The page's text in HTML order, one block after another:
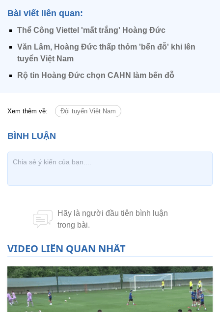
Bài viết liên quan:
Thể Công Viettel 'mất trắng' Hoàng Đức
Văn Lâm, Hoàng Đức thấp thỏm 'bến đỗ' khi lên
tuyển Việt Nam
Rộ tin Hoàng Đức chọn CAHN làm bến đỗ
Xem thêm về: Đội tuyển Việt Nam
VIDEO LIÊN QUAN NHẤT